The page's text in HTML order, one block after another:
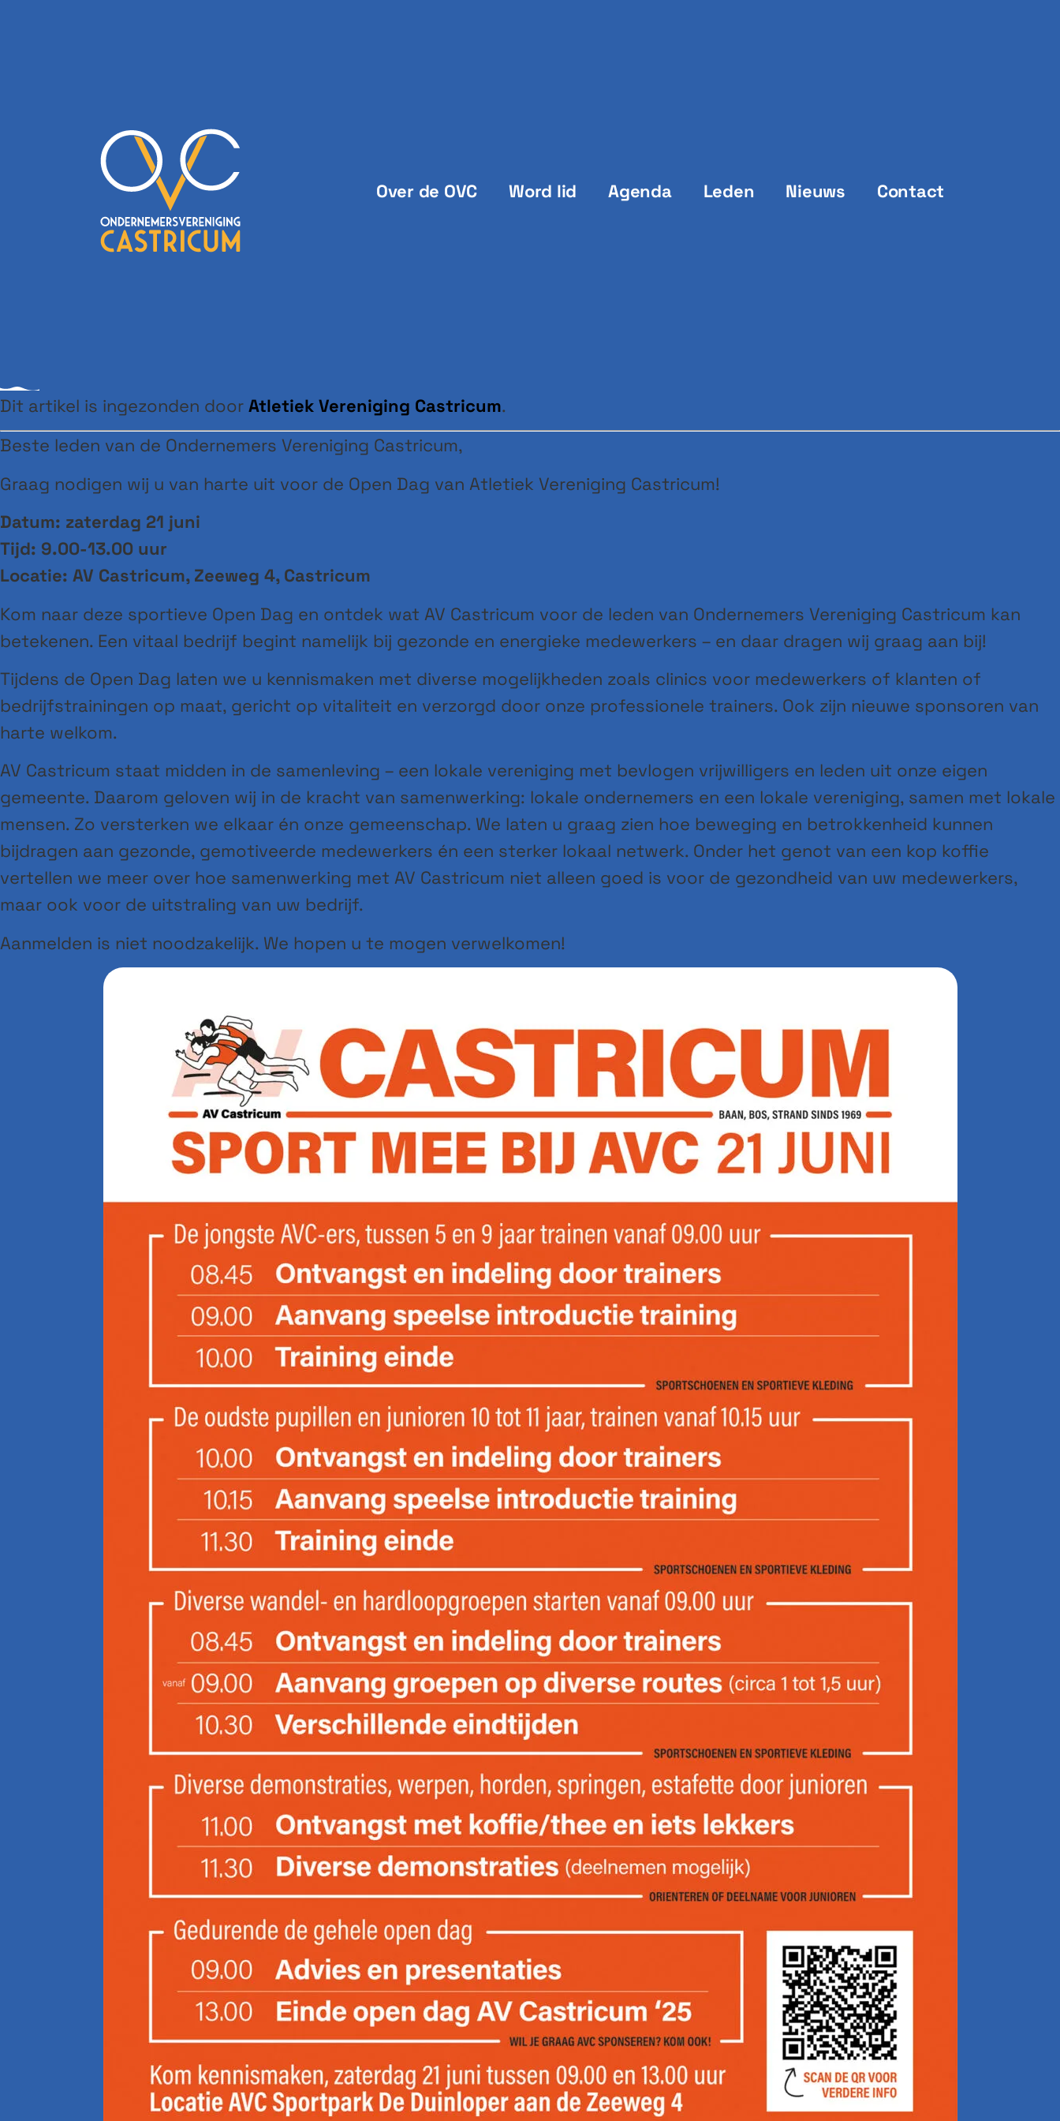
Over de OVC Word lid Agenda Leden Nieuws Contact
Dit artikel is ingezonden door Atletiek Vereniging Castricum.
Beste leden van de Ondernemers Vereniging Castricum,
Graag nodigen wij u van harte uit voor de Open Dag van Atletiek Vereniging Castricum!
Datum: zaterdag 21 juni
Tijd: 9.00-13.00 uur
Locatie: AV Castricum, Zeeweg 4, Castricum
Kom naar deze sportieve Open Dag en ontdek wat AV Castricum voor de leden van Ondernemers Vereniging Castricum kan
betekenen. Een vitaal bedrijf begint namelijk bij gezonde en energieke medewerkers – en daar dragen wij graag aan bij!
Tijdens de Open Dag laten we u kennismaken met diverse mogelijkheden zoals clinics voor medewerkers of klanten of
bedrijfstrainingen op maat, gericht op vitaliteit en verzorgd door onze professionele trainers. Ook zijn nieuwe sponsoren van
harte welkom.
AV Castricum staat midden in de samenleving – een lokale vereniging met bevlogen vrijwilligers en leden uit onze eigen
gemeente. Daarom geloven wij in de kracht van samenwerking: lokale ondernemers en een lokale vereniging, samen met lokale
mensen. Zo versterken we elkaar én onze gemeenschap. We laten u graag zien hoe beweging en betrokkenheid kunnen
bijdragen aan gezonde, gemotiveerde medewerkers én een sterker lokaal netwerk. Onder het genot van een kop koffie
vertellen we meer over hoe samenwerking met AV Castricum niet alleen goed is voor de gezondheid van uw medewerkers,
maar ook voor de uitstraling van uw bedrijf.
Aanmelden is niet noodzakelijk. We hopen u te mogen verwelkomen!